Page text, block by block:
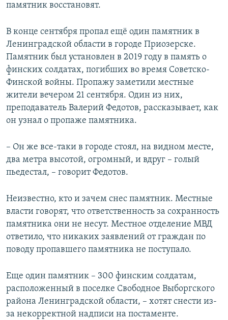
памятник восстановят.
В конце сентября пропал ещё один памятник в
Ленинградской области в городе Приозерске.
Памятник был установлен в 2019 году в память о
финских солдатах, погибших во время Советско-
Финской войны. Пропажу заметили местные
жители вечером 21 сентября. Один из них,
преподаватель Валерий Федотов, рассказывает, как
он узнал о пропаже памятника.
– Он же все-таки в городе стоял, на видном месте,
два метра высотой, огромный, и вдруг – голый
пьедестал, – говорит Федотов.
Неизвестно, кто и зачем снес памятник. Местные
власти говорят, что ответственность за сохранность
памятника они не несут. Местное отделение МВД
ответило, что никаких заявлений от граждан по
поводу пропавшего памятника не поступало.
Еще один памятник – 300 финским солдатам,
расположенный в поселке Свободное Выборгского
района Ленинградской области, – хотят снести из-
за некорректной надписи на постаменте.